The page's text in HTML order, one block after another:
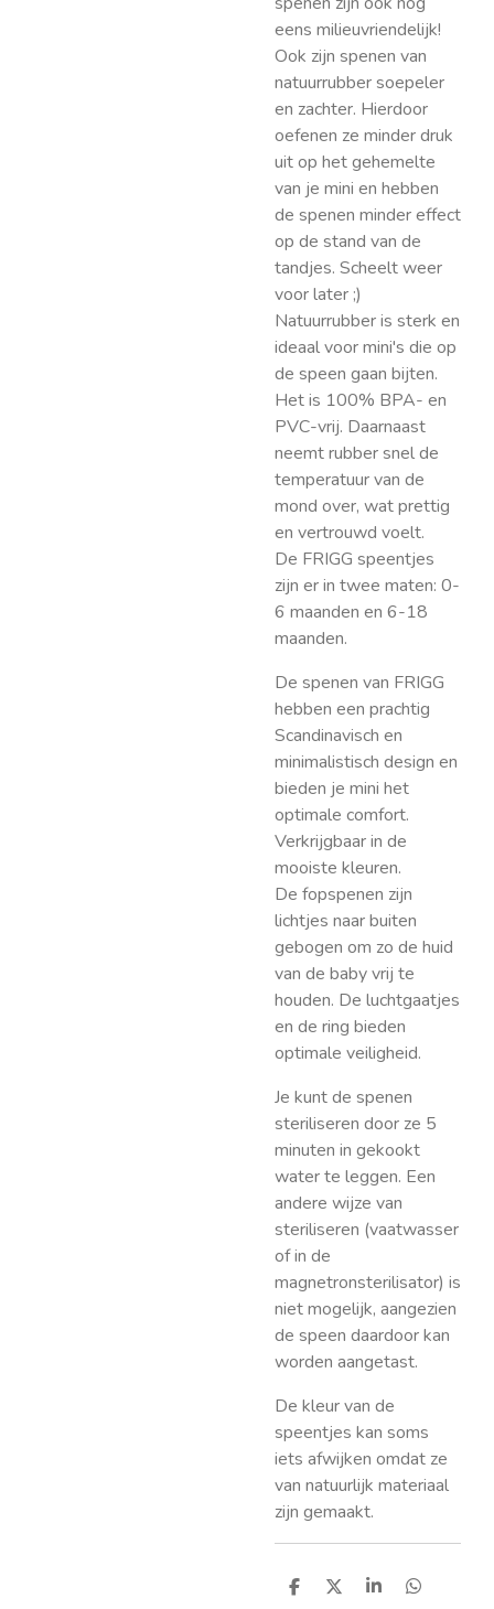
eens milieuvriendelijk!
Ook zijn spenen van
natuurrubber soepeler
en zachter. Hierdoor
oefenen ze minder druk
uit op het gehemelte
van je mini en hebben
de spenen minder effect
op de stand van de
tandjes. Scheelt weer
voor later ;)
Natuurrubber is sterk en
ideaal voor mini's die op
de speen gaan bijten.
Het is 100% BPA- en
PVC-vrij. Daarnaast
neemt rubber snel de
temperatuur van de
mond over, wat prettig
en vertrouwd voelt.
De FRIGG speentjes
zijn er in twee maten: 0-
6 maanden en 6-18
maanden.
De spenen van FRIGG
hebben een prachtig
Scandinavisch en
minimalistisch design en
bieden je mini het
optimale comfort.
Verkrijgbaar in de
mooiste kleuren.
De fopspenen zijn
lichtjes naar buiten
gebogen om zo de huid
van de baby vrij te
houden. De luchtgaatjes
en de ring bieden
optimale veiligheid.
Je kunt de spenen
steriliseren door ze 5
minuten in gekookt
water te leggen. Een
andere wijze van
steriliseren (vaatwasser
of in de
magnetronsterilisator) is
niet mogelijk, aangezien
de speen daardoor kan
worden aangetast.
De kleur van de
speentjes kan soms
iets afwijken omdat ze
van natuurlijk materiaal
zijn gemaakt.
D
D
S
D